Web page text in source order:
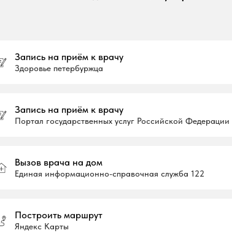
Запись на приём к врачу
Здоровье петербуржца
Запись на приём к врачу
Портал государственных услуг Российской Федерации
Вызов врача на дом
Единая информационно-справочная служба 122
Построить маршрут
Яндекс Карты